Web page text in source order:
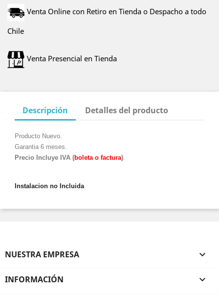
Venta Online con Retiro en Tienda o Despacho a todo
Chile
Venta Presencial en Tienda
Descripción Detalles del producto
Producto Nuevo.
Garantia 6 meses.
Precio Incluye IVA (boleta o factura)
Instalacion no Incluida
NUESTRA EMPRESA 
INFORMACIÓN 